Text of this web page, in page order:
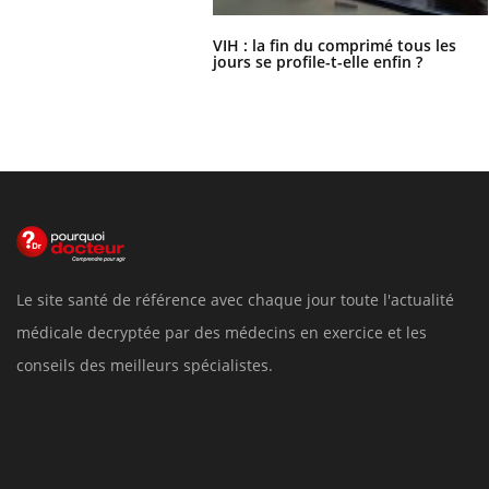
VIH : la fin du comprimé tous les
jours se profile-t-elle enfin ?
Le site santé de référence avec chaque jour toute l'actualité
médicale decryptée par des médecins en exercice et les
conseils des meilleurs spécialistes.